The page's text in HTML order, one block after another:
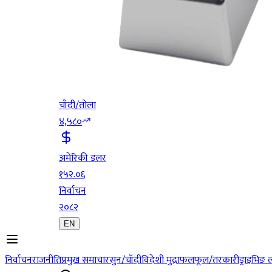
चाँदी/तोला
४,५८०
अमेरिकी डलर
१५२.०६
निर्वाचन
२०८२
EN
निर्वाचनराजनीतिप्रमुख समाचारसुन/चाँदीविदेशी मुद्राफलफूल/तरकारी